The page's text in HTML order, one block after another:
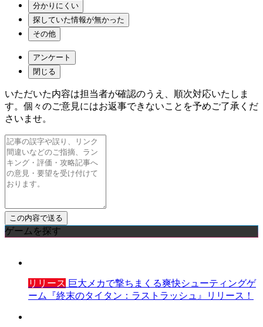
分かりにくい
探していた情報が無かった
その他
アンケート
閉じる
いただいた内容は担当者が確認のうえ、順次対応いたしま
す。個々のご意見にはお返事できないことを予めご了承くだ
さいませ。
ゲームを探す
リリース 巨大メカで撃ちまくる爽快シューティングゲ
ーム『終末のタイタン：ラストラッシュ』リリース！